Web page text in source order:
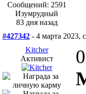
Сообщений: 2591
Изумрудный
83 дня назад
#427342 - 4 марта 2023,
Kitcher
Активист
0